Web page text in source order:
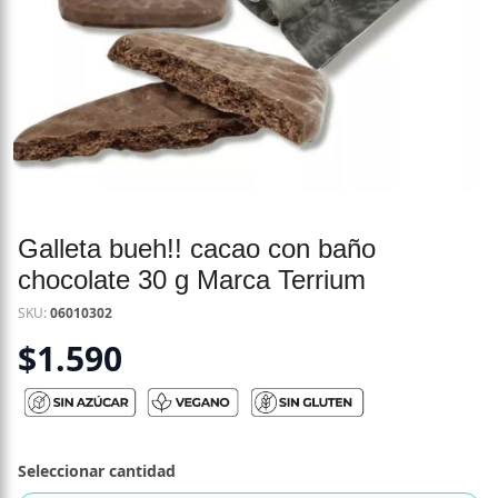
Galleta bueh!! cacao con baño
chocolate 30 g Marca Terrium
SKU:06010302
$1.590
Seleccionar cantidad